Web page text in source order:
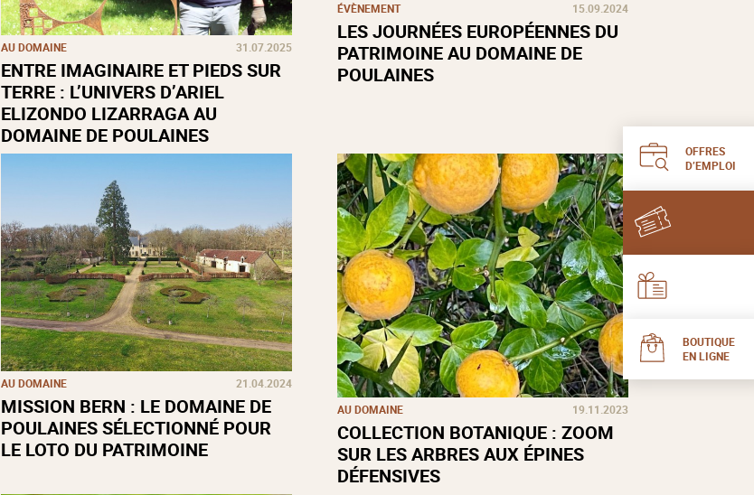
OFFRES
D’EMPLOI
BOUTIQUE
EN LIGNE
AU DOMAINE 31.07.2025
ENTRE IMAGINAIRE ET PIEDS SUR
TERRE : L’UNIVERS D’ARIEL
ELIZONDO LIZARRAGA AU
DOMAINE DE POULAINES
ÉVÈNEMENT 15.09.2024
LES JOURNÉES EUROPÉENNES DU
PATRIMOINE AU DOMAINE DE
POULAINES
AU DOMAINE 21.04.2024
MISSION BERN : LE DOMAINE DE
POULAINES SÉLECTIONNÉ POUR
LE LOTO DU PATRIMOINE
AU DOMAINE 19.11.2023
COLLECTION BOTANIQUE : ZOOM
SUR LES ARBRES AUX ÉPINES
DÉFENSIVES